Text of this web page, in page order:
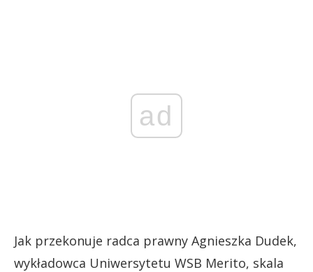
ad
Jak przekonuje radca prawny Agnieszka Dudek,
wykładowca Uniwersytetu WSB Merito, skala